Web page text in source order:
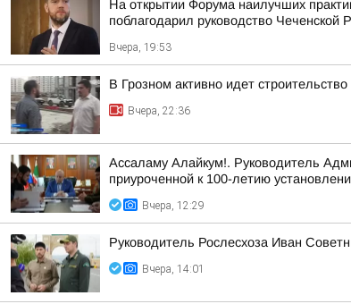
На открытии Форума наилучших
поблагодарил руководство
Вчера, 19:53
В Грозном активно идет
Вчера, 22:36
Ассаламу Алайкум!. Руководитель
приуроченной к 100-летию
Вчера, 12:29
Руководитель Рослесхоза Иван
Вчера, 14:01